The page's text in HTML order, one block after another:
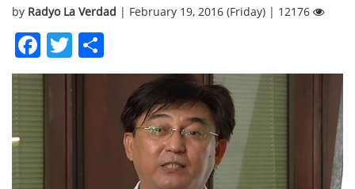
by Radyo La Verdad | February 19, 2016 (Friday) | 12176
Facebook
Twitter